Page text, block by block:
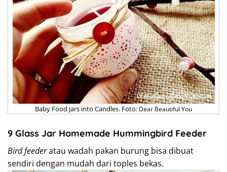
Baby Food Jars into Candles. Foto: Dear Beautiful You
9 Glass Jar Homemade Hummingbird Feeder
Bird feederatau wadah pakan burung bisa dibuat
sendiri dengan mudah dari toples bekas.